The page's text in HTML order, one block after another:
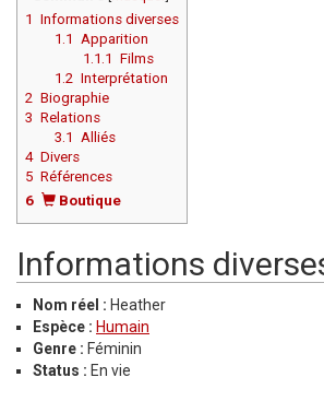
1 Informations diverses
1.1 Apparition
1.1.1
Films
1.2 Interprétation
2 Biographie
3 Relations
3.1 Alliés
4 Divers
5 Références
6
Boutique
Informations
Nom réel : Heather
Espèce : Humain
Genre : Féminin
Status : En vie